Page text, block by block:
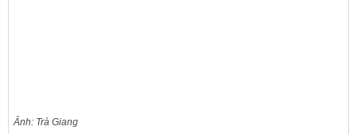
Ảnh: Trà Giang